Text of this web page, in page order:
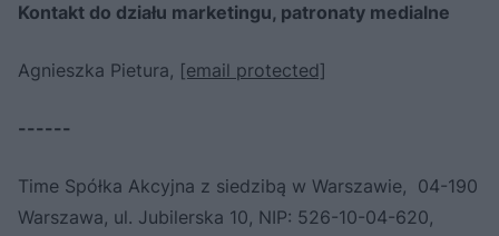
Kontakt do działu marketingu, patronaty medialne
Agnieszka Pietura, [email protected]
------
Time Spółka Akcyjna z siedzibą w Warszawie, 04-190
Warszawa, ul. Jubilerska 10, NIP: 526-10-04-620,